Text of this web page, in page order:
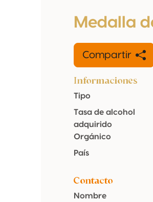
Medalla
Compartir
Informaciones
Tipo
Tasa de alcohol
adquirido
Orgánico
País
Contacto
Nombre